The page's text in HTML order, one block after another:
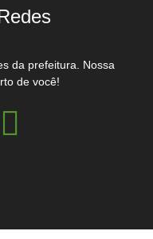
da prefeitura. Nossa
de você!